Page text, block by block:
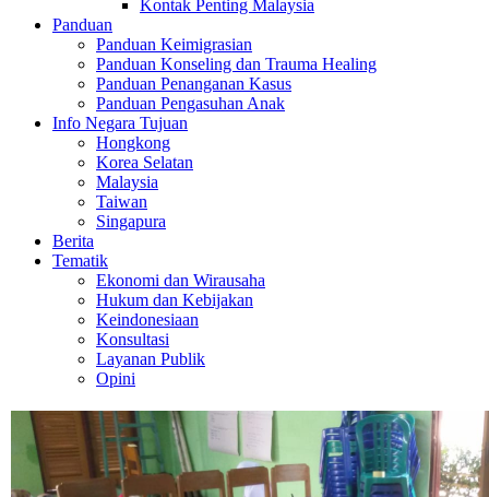
Kontak Penting Malaysia
Panduan
Panduan Keimigrasian
Panduan Konseling dan Trauma Healing
Panduan Penanganan Kasus
Panduan Pengasuhan Anak
Info Negara Tujuan
Hongkong
Korea Selatan
Malaysia
Taiwan
Singapura
Berita
Tematik
Ekonomi dan Wirausaha
Hukum dan Kebijakan
Keindonesiaan
Konsultasi
Layanan Publik
Opini